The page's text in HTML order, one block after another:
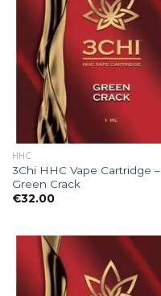
HHC
3Chi HHC Vape Cartridge –
Green Crack
€32.00